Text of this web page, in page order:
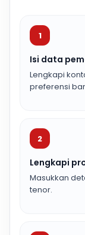
1
Isi data
Lengkapi
preferensi
2
Lengkapi
Masukkan
tenor.